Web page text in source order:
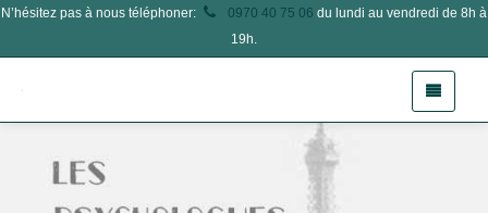
N’hésitez pas à nous téléphoner: 0970 40 75 06 du lundi au vendredi de 8h à
19h.